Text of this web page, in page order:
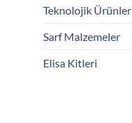
Teknolojik Ürünler
Sarf Malzemeler
Elisa Kitleri